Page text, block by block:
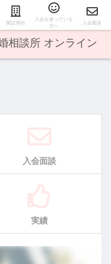
に出会えます♪
相談所 オンライン
入会面談
実績
開設理由
入会を迷っている
方へ
入会面談